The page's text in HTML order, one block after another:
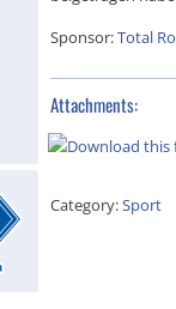
Sponsor:Total
Attachments:
Category:Sport